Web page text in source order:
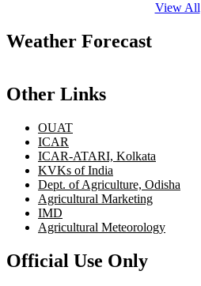
View All
Weather Forecast
Other Links
OUAT
ICAR
ICAR-ATARI, Kolkata
KVKs of India
Dept. of Agriculture, Odisha
Agricultural Marketing
IMD
Agricultural Meteorology
Official Use Only